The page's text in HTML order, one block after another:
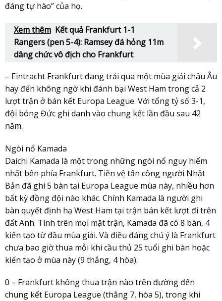
đáng tự hào” của họ.
Xem thêm Kết quả Frankfurt 1-1
Rangers (pen 5-4): Ramsey đá hỏng 11m
dâng chức vô địch cho Frankfurt
– Eintracht Frankfurt đang trải qua một mùa giải châu Âu
hay đến không ngờ khi đánh bại West Ham trong cả 2
lượt trận ở bán kết Europa League. Với tổng tỷ số 3-1,
đội bóng Đức ghi danh vào chung kết lần đầu sau 42
năm.
Ngòi nổ Kamada
Daichi Kamada là một trong những ngòi nổ nguy hiểm
nhất bên phía Frankfurt. Tiền vệ tấn công người Nhật
Bản đã ghi 5 bàn tại Europa League mùa này, nhiều hơn
bất kỳ đồng đội nào khác. Chính Kamada là người ghi
bàn quyết định hạ West Ham tại trận bán kết lượt đi trên
đất Anh. Tính trên mọi mặt trận, Kamada đã có 8 bàn, 4
kiến tạo từ đầu mùa giải. Và điều đáng chú ý là Frankfurt
chưa bao giờ thua mỗi khi cầu thủ 25 tuổi ghi bàn hoặc
kiến tạo ở mùa này (9 thắng, 4 hòa).
0 – Frankfurt không thua trận nào trên đường đến
chung kết Europa League (thắng 7, hòa 5), trong khi